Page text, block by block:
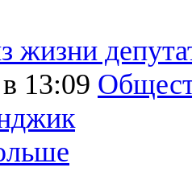
жизни
13:09